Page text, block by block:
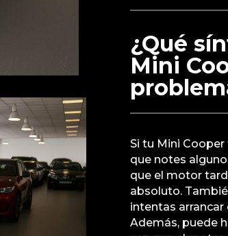
¿Qué
Mini
Si tu Mini
que notes
que el motor
absoluto.
intentas arrancar
Además, puede